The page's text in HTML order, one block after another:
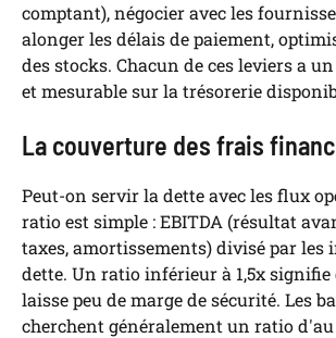
comptant), négocier avec les
alonger les délais de paiement,
des stocks. Chacun de ces leviers a
et mesurable sur la trésorerie
La couverture des frais
Peut-on servir la dette avec les flux
ratio est simple : EBITDA (résultat
taxes, amortissements) divisé par les
dette. Un ratio inférieur à 1,5x
laisse peu de marge de sécurité. Les
cherchent généralement un ratio